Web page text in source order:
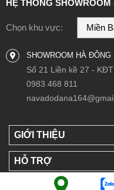
HỆ THỐNG
Chọn khu vực:
SHOWROOM HÀ ĐÔNG
Số 21 Liền kề 27 -
0983 468 811
GIỚI THIỆU
HỖ TRỢ
LIÊN KẾT VỚI NAVADO